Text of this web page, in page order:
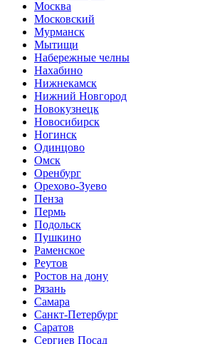
Москва
Московский
Мурманск
Мытищи
Набережные челны
Нахабино
Нижнекамск
Нижний Новгород
Новокузнецк
Новосибирск
Ногинск
Одинцово
Омск
Оренбург
Орехово-Зуево
Пенза
Пермь
Подольск
Пушкино
Раменское
Реутов
Ростов на дону
Рязань
Самара
Санкт-Петербург
Саратов
Сергиев Посад